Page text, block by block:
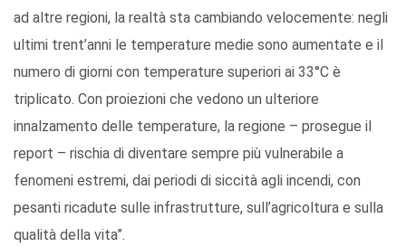
ad altre regioni, la realtà sta cambiando velocemente: negli
ultimi trent’anni le temperature medie sono aumentate e il
numero di giorni con temperature superiori ai 33°C è
triplicato. Con proiezioni che vedono un ulteriore
innalzamento delle temperature, la regione – prosegue il
report – rischia di diventare sempre più vulnerabile a
fenomeni estremi, dai periodi di siccità agli incendi, con
pesanti ricadute sulle infrastrutture, sull’agricoltura e sulla
qualità della vita”.